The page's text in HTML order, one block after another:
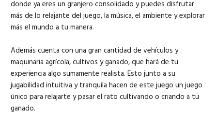
donde ya eres un granjero consolidado y puedes disfrutar
más de lo relajante del juego, la música, el ambiente y explorar
más el mundo a tu manera.
Además cuenta con una gran cantidad de vehículos y
maquinaria agrícola, cultivos y ganado, que hará de tu
experiencia algo sumamente realista. Esto junto a su
jugabilidad intuitiva y tranquila hacen de este juego un juego
único para relajarte y pasar el rato cultivando o criando a tu
ganado.